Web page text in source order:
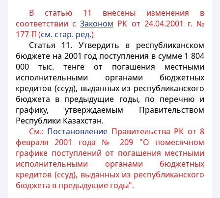
В статью 11 внесены изменения в
соответствии сЗаконом РК от 24.04.2001 г. №
177-II (см. стар. ред.)
Статья 11. Утвердить в республиканском
бюджете на 2001 год поступления в сумме 1 804
000 тыс. тенге от погашения местными
исполнительными органами бюджетных
кредитов (ссуд), выданных из республиканского
бюджета в предыдущие годы, по перечню и
графику, утверждаемым Правительством
Республики Казахстан.
См.: Постановление Правительства РК от 8
февраля 2001 года № 209 "О помесячном
графике поступлений от погашения местными
исполнительными органами бюджетных
кредитов (ссуд), выданных из республиканского
бюджета в предыдущие годы".